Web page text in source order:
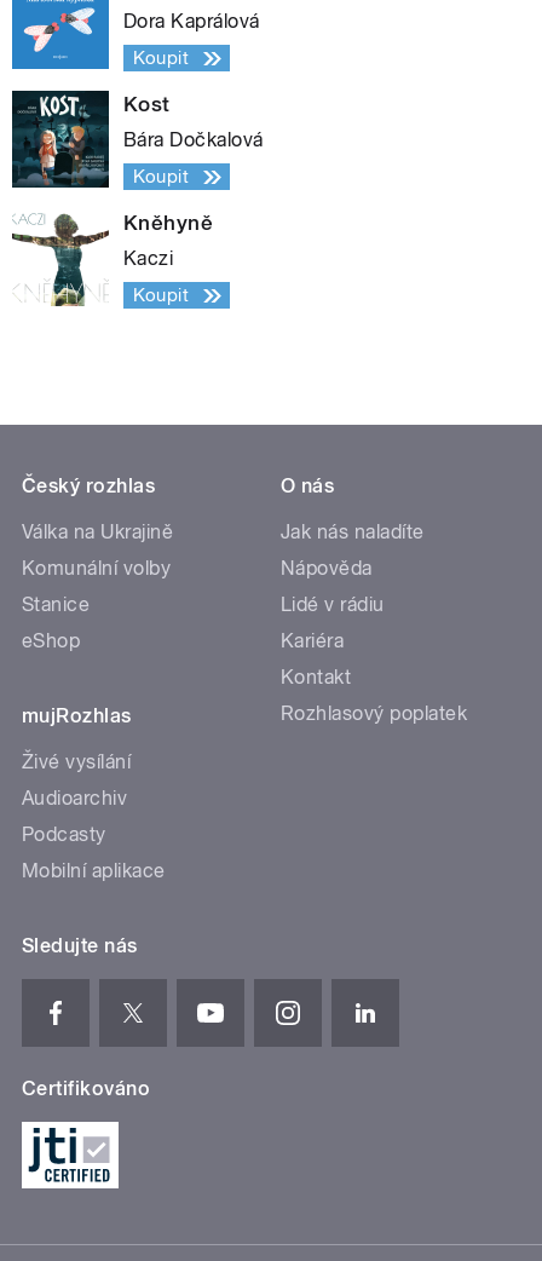
Dora Kaprálová
Koupit
Kost
Bára Dočkalová
Koupit
Kněhyně
Kaczi
Koupit
Český rozhlas
Válka na Ukrajině
Komunální volby
Stanice
eShop
mujRozhlas
Živé vysílání
Audioarchiv
Podcasty
Mobilní aplikace
O nás
Jak nás naladíte
Nápověda
Lidé v rádiu
Kariéra
Kontakt
Rozhlasový poplatek
Sledujte nás
Certifikováno